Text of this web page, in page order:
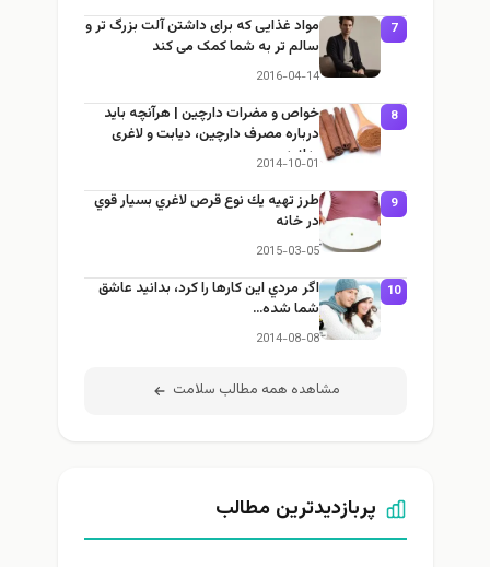
7
مواد غذایی که برای داشتن آلت بزرگ تر و
سالم تر به شما کمک می کند
2016-04-14
8
خواص و مضرات دارچین | هرآنچه باید
درباره مصرف دارچین، دیابت و لاغری
بدانید
2014-10-01
9
طرز تهيه يك نوع قرص لاغري بسيار قوي
در خانه
2015-03-05
10
اگر مردي اين كارها را كرد، بدانيد عاشق
شما شده…
2014-08-08
مشاهده همه مطالب سلامت
پربازدیدترین مطالب